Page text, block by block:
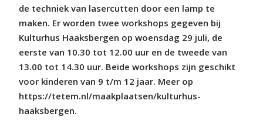
de techniek van lasercutten door een lamp te
maken. Er worden twee workshops gegeven bij
Kulturhus Haaksbergen op woensdag 29 juli, de
eerste van 10.30 tot 12.00 uur en de tweede van
13.00 tot 14.30 uur. Beide workshops zijn geschikt
voor kinderen van 9 t/m 12 jaar. Meer op
https://tetem.nl/maakplaatsen/kulturhus-
haaksbergen.